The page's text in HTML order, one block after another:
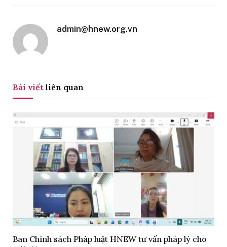
admin@hnew.org.vn
Bài viết liên quan
Ban Chính sách Pháp luật HNEW tư vấn pháp lý cho